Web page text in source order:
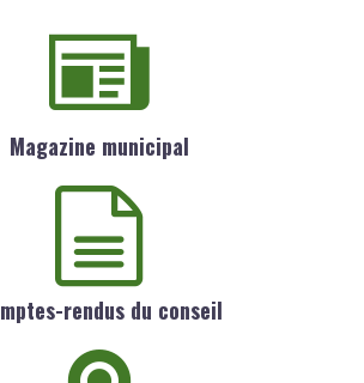
Magazine municipal
rendus du conseil